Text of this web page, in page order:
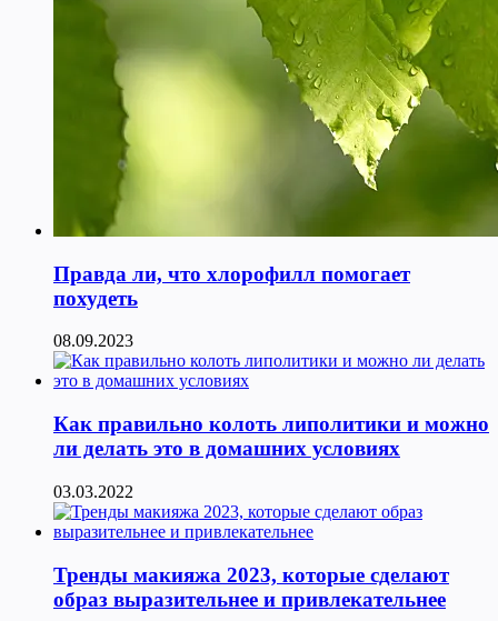
Правда ли, что хлорофилл помогает
похудеть
08.09.2023
Как правильно колоть липолитики и можно
ли делать это в домашних условиях
03.03.2022
Тренды макияжа 2023, которые сделают
образ выразительнее и привлекательнее